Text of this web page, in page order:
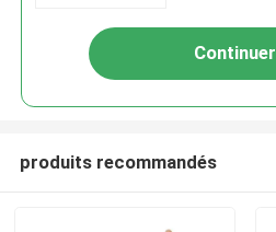
Continuer
produits recommandés